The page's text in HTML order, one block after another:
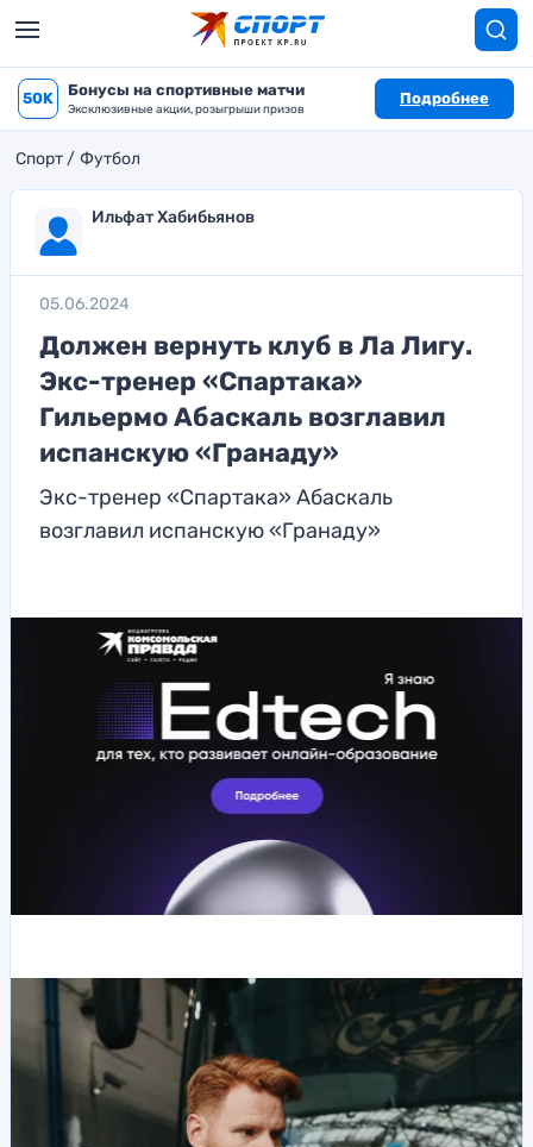
50K Бонусы на спортивные матчи
Эксклюзивные акции, розыгрыши призов
Подробнее
Спорт Футбол
Ильфат Хабибьянов
05.06.2024
Должен вернуть клуб в Ла Лигу.
Экс-тренер «Спартака»
Гильермо Абаскаль возглавил
испанскую «Гранаду»
Экс-тренер «Спартака» Абаскаль
возглавил испанскую «Гранаду»